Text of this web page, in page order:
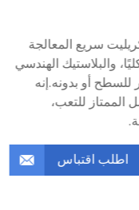
سريع المعالجة
هيكليًا، والبلاستيك الهندسي
للسطح أو بدونه.إنه
الممتاز للتعب،
اطلب اقتباس